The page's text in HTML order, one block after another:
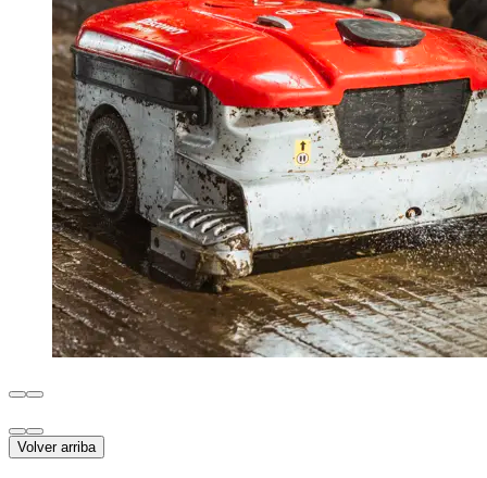
Volver arriba